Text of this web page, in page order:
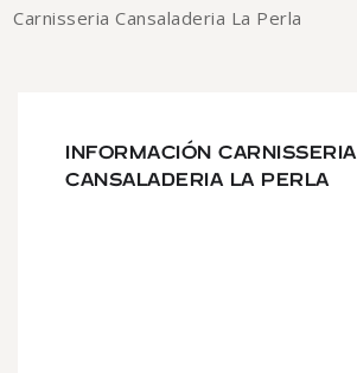
Carnisseria Cansaladeria La Perla
INFORMACIÓN CARNISSERIA
CANSALADERIA LA PERLA